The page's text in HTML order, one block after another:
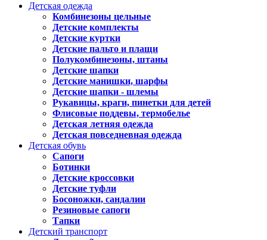
Детская одежда
Комбинезоны цельные
Детские комплекты
Детские куртки
Детские пальто и плащи
Полукомбинезоны, штаны
Детские шапки
Детские манишки, шарфы
Детские шапки - шлемы
Рукавицы, краги, пинетки для детей
Флисовые поддевы, термобелье
Детская летняя одежда
Детская повседневная одежда
Детская обувь
Сапоги
Ботинки
Детские кроссовки
Детские туфли
Босоножки, сандалии
Резиновые сапоги
Тапки
Детский транспорт